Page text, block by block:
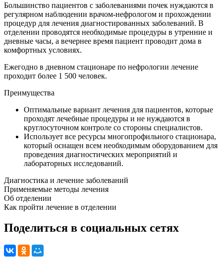
Большинство пациентов с заболеваниями почек нуждаются в
регулярном наблюдении врачом-нефрологом и прохождении
процедур для лечения диагностированных заболеваний. В
отделении проводятся необходимые процедуры в утренние и
дневные часы, а вечернее время пациент проводит дома в
комфортных условиях.
Ежегодно в дневном стационаре по нефрологии лечение
проходит более 1 500 человек.
Преимущества
Оптимальные вариант лечения для пациентов, которые
проходят лечебные процедуры и не нуждаются в
круглосуточном контроле со стороны специалистов.
Использует все ресурсы многопрофильного стационара,
который оснащен всем необходимым оборудованием для
проведения диагностических мероприятий и
лабораторных исследований.
Диагностика и лечение заболеваний
Применяемые методы лечения
Об отделении
Как пройти лечение в отделении
Поделиться в социальных сетях